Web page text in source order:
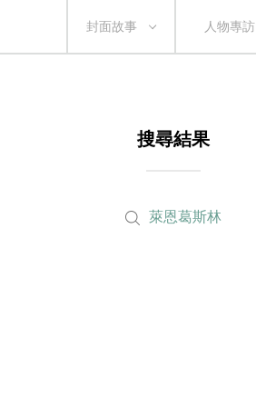
封面故事 人物專訪
搜尋結果
萊恩葛斯林